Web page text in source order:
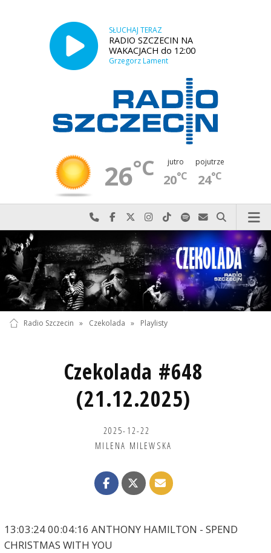
SŁUCHAJ TERAZ
RADIO SZCZECIN NA
WAKACJACH do 12:00
Grzegorz Lament
26°C jutro
20°C
pojutrze
24°C
Najlepiej po prostu do nas zadzwoń
Odwiedź nas na Facebook-u
Odwiedź nas na X
Odwiedź nas na Instagram-ie
Odwiedź nas na TikTok-u
Szukaj nas na Spotify
Wyślij do nas
Szukaj
Radio Szczecin » Czekolada » Playlisty
Czekolada #648
(21.12.2025)
2025-12-22
MILENA MILEWSKA
13:03:24 00:04:16 ANTHONY HAMILTON - SPEND
CHRISTMAS WITH YOU